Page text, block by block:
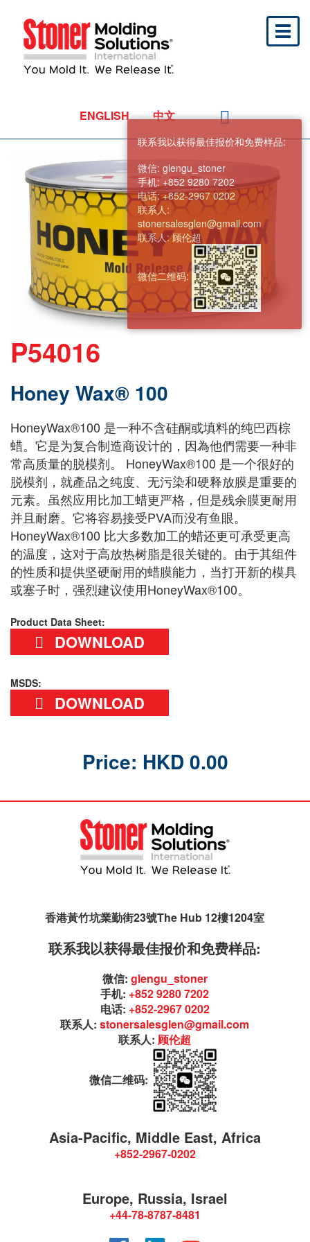
ENGLISH 中文
P54016
Honey Wax® 100
HoneyWax®100 是一种不含硅酮或填料的纯巴西棕
蜡。它是为复合制造商设计的，因為他們需要一种非
常高质量的脱模剂。 HoneyWax®100 是一个很好的
脱模剂，就產品之纯度、无污染和硬释放膜是重要的
元素。虽然应用比加工蜡更严格，但是残余膜更耐用
并且耐磨。它将容易接受PVA而没有鱼眼。
HoneyWax®100 比大多数加工的蜡还更可承受更高
的温度，这对于高放热树脂是很关键的。由于其组件
的性质和提供坚硬耐用的蜡膜能力，当打开新的模具
或塞子时，强烈建议使用HoneyWax®100。
Product Data Sheet:
DOWNLOAD
MSDS:
DOWNLOAD
Price: HKD 0.00
香港黃竹坑業勤街23號The Hub 12樓1204室
联系我以获得最佳报价和免费样品:
微信: glengu_stoner
手机: +852 9280 7202
电话: +852-2967 0202
联系人:stonersalesglen@gmail.com
联系人: 顾伦超
微信二维码:
Asia-Pacific, Middle East, Africa
+852-2967-0202
Europe, Russia, Israel
+44-78-8787-8481
联系我以获得最佳报价和免费样品:
微信: glengu_stoner
手机: +852 9280 7202
电话:+852-2967 0202
联系人:
stonersalesglen@gmail.com
联系人:顾伦超
微信二维码: